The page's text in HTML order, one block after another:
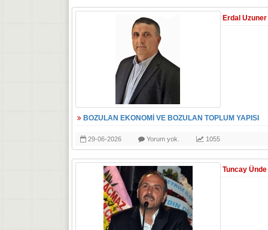
Erdal Uzuner
BOZULAN EKONOMİ VE BOZULAN TOPLUM YAPISI
29-06-2026 Yorum yok. 1055
Tuncay Ünde